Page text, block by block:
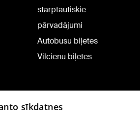
starptautiskie
pārvadājumi
Autobusu biļetes
Vilcienu biļetes
sīkdatnes